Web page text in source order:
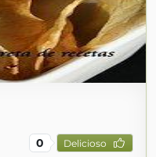
0 Delicioso